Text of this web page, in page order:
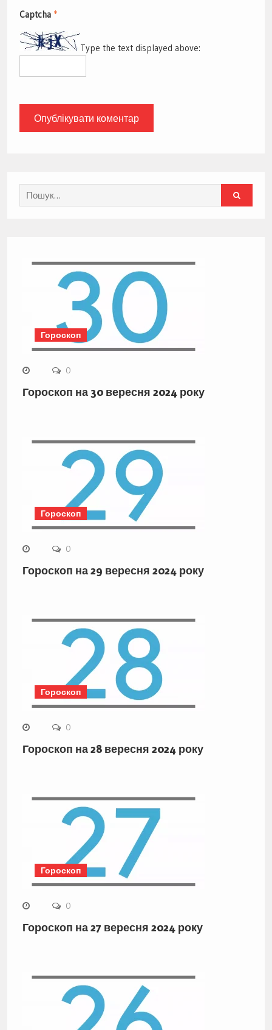
Captcha *
Type the text displayed above:
Search
for:
Гороскоп
0
Гороскоп на 30 вересня 2024 року
Гороскоп
0
Гороскоп на 29 вересня 2024 року
Гороскоп
0
Гороскоп на 28 вересня 2024 року
Гороскоп
0
Гороскоп на 27 вересня 2024 року